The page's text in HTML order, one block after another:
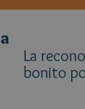
La
bonito